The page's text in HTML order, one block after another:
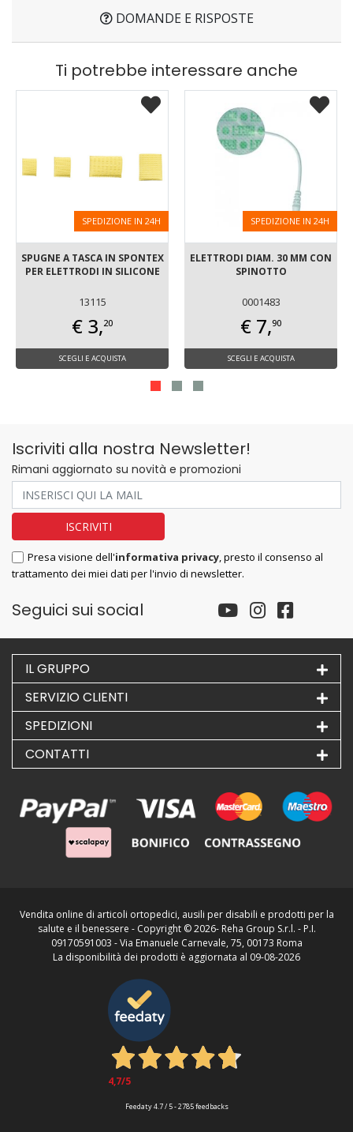
DOMANDE E RISPOSTE
Ti potrebbe interessare anche
SPEDIZIONE IN 24H
SPUGNE A TASCA IN SPONTEX
PER ELETTRODI IN SILICONE
13115
€ 3,20
SCEGLI E ACQUISTA
SPEDIZIONE IN 24H
ELETTRODI DIAM. 30 MM CON
SPINOTTO
0001483
€ 7,90
SCEGLI E ACQUISTA
Iscriviti alla nostra Newsletter!
Rimani aggiornato su novità e promozioni
Presa visione dell'informativa privacy , presto il consenso al
trattamento dei miei dati per l'invio di newsletter.
Seguici sui social
IL GRUPPO
SERVIZIO CLIENTI
SPEDIZIONI
CONTATTI
Vendita online di articoli ortopedici, ausili per disabili e prodotti per la
salute e il benessere - Copyright ©2026- Reha Group S.r.l. - P.I.
09170591003 - Via Emanuele Carnevale, 75, 00173 Roma
La disponibilità dei prodotti è aggiornata al 09-08-2026
4,7/5
Feedaty4.7/ 5-2785feedbacks